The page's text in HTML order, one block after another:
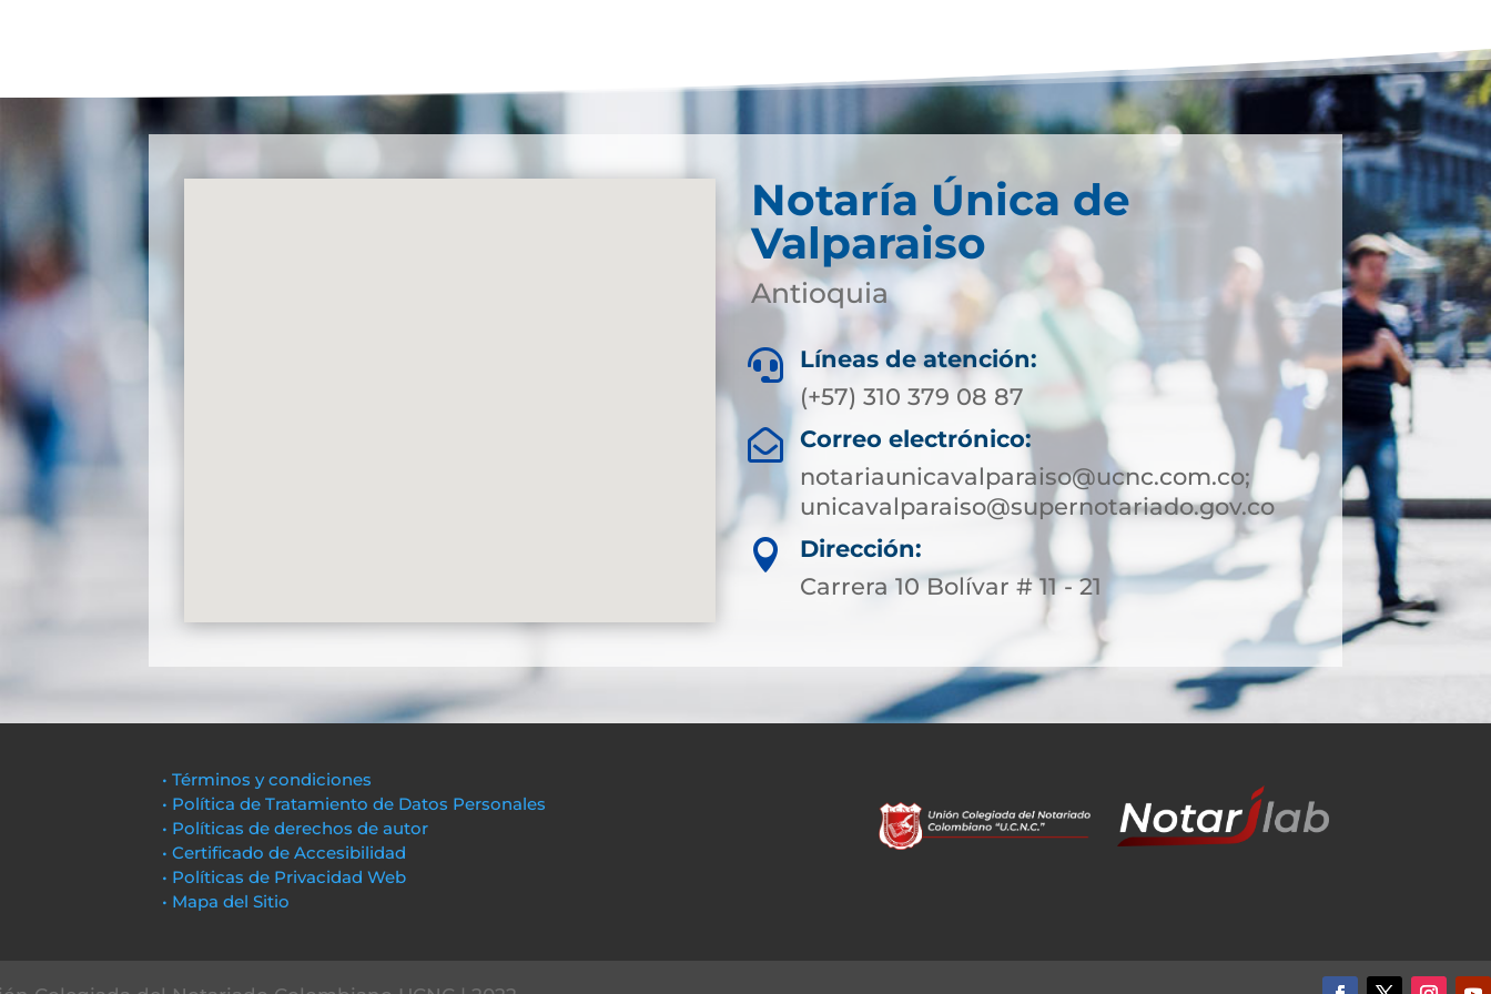
Notaría Única de
Valparaiso
Antioquia

Líneas de atención:
(+57) 310 379 08 87

Correo electrónico:
notariaunicavalparaiso@ucnc.com.co;
unicavalparaiso@supernotariado.gov.co

Dirección:
Carrera 10 Bolívar # 11 - 21
• Términos y condiciones
• Política de Tratamiento de Datos Personales
• Políticas de derechos de autor
• Certificado de Accesibilidad
• Políticas de Privacidad Web
• Mapa del Sitio